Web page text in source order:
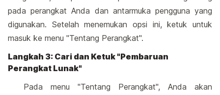
pada perangkat Anda dan antarmuka pengguna yang
digunakan. Setelah menemukan opsi ini, ketuk untuk
masuk ke menu "Tentang Perangkat".
Langkah 3: Cari dan Ketuk "Pembaruan
Perangkat Lunak"
Pada menu "Tentang Perangkat", Anda akan